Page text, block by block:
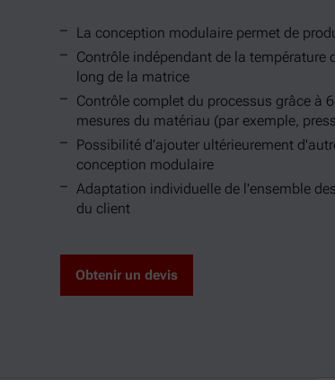
La conception modulaire permet de
Contrôle indépendant de la
long de la matrice
Contrôle complet du processus grâce à
mesures du matériau (par exemple,
Possibilité d'ajouter ultérieurement
conception modulaire
Adaptation individuelle de l'ensemble
du client
Obtenir un devis